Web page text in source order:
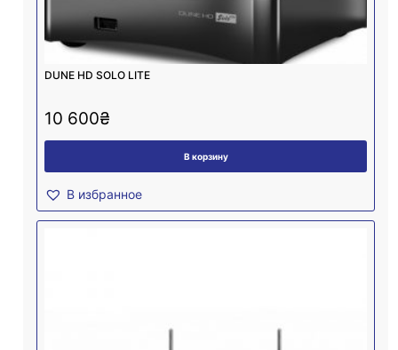
DUNE HD SOLO LITE
10 600₴
В корзину
В избранное